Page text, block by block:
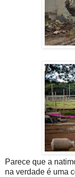
Parece que a
na verdade é uma